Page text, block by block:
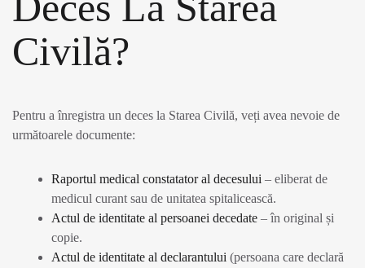
Civilă?
Pentru a înregistra un deces la Starea Civilă, veți avea nevoie de
următoarele documente:
Raportul medical constatator al decesului – eliberat de
medicul curant sau de unitatea spitalicească.
Actul de identitate al persoanei decedate – în original și
copie.
Actul de identitate al declarantului (persoana care declară